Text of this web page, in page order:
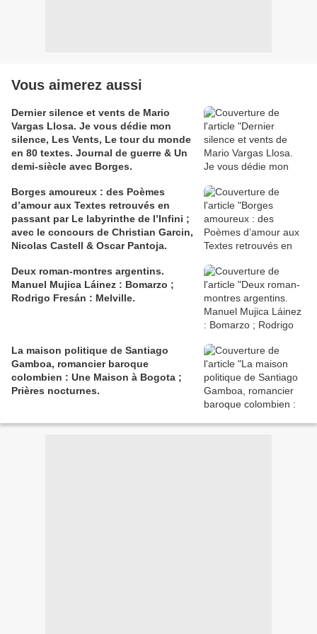
Vous aimerez aussi
Dernier silence et vents de Mario
Vargas Llosa. Je vous dédie mon
silence, Les Vents, Le tour du monde
en 80 textes. Journal de guerre & Un
demi-siècle avec Borges.
Borges amoureux : des Poèmes
d’amour aux Textes retrouvés en
passant par Le labyrinthe de l’Infini ;
avec le concours de Christian Garcin,
Nicolas Castell & Oscar Pantoja.
Deux roman-montres argentins.
Manuel Mujica Láinez : Bomarzo ;
Rodrigo Fresán : Melville.
La maison politique de Santiago
Gamboa, romancier baroque
colombien : Une Maison à Bogota ;
Prières nocturnes.